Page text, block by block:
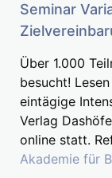
Seminar
Über 1.000
besucht!
eintägige
Verlag
online statt.
Akademie für